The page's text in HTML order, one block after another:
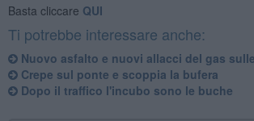
Basta cliccare QUI
Ti potrebbe interessare anche:
Nuovo asfalto e nuovi allacci del gas
Crepe sul ponte e scoppia la bufera
Dopo il traffico l'incubo sono le buche